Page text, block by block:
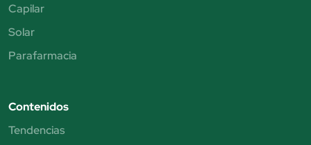
Capilar
Solar
Parafarmacia
Contenidos
Tendencias